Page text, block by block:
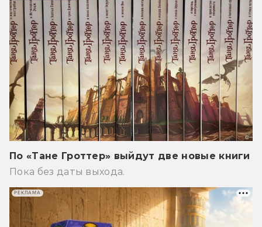
По «Тане Гроттер» выйдут две новые книги
Пока без даты выхода.
РЕКЛАМА